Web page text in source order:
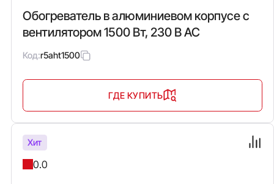
Обогреватель в алюминиевом корпусе с
вентилятором 1500 Вт, 230 В AC
Код:r5aht1500
ГДЕ КУПИТЬ
Хит
0.0